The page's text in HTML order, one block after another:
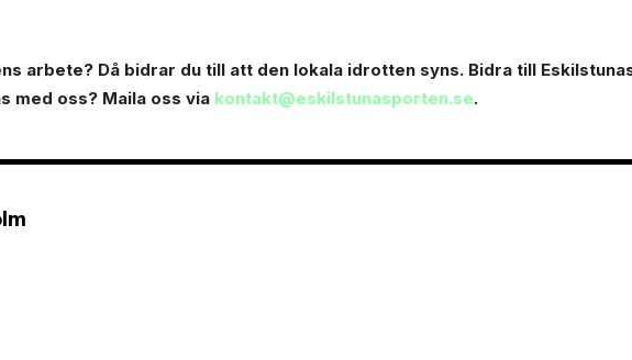
arbete? Då bidrar du till att den lokala idrotten syns. Bidra till
med oss? Maila oss via kontakt@eskilstunasporten.se.